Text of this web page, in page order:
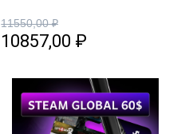
11550,00₽
10857,00 ₽